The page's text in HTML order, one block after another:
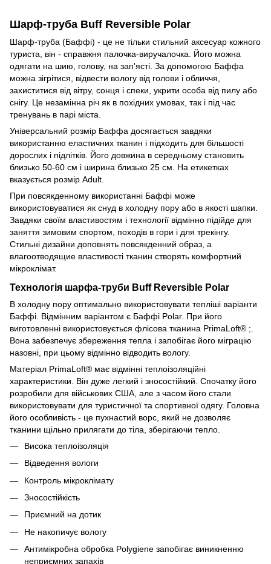
Шарф-труба Buff Reversible Polar
Шарф-труба (Баффі) - це не тільки стильний аксесуар кожного
туриста, він - справжня палочка-виручалочка. Його можна
одягати на шию, голову, на зап'ясті. За допомогою Баффа
можна зігрітися, відвести вологу від голови і обличчя,
захиститися від вітру, сонця і спеки, укрити особа від пилу або
снігу. Це незамінна річ як в похідних умовах, так і під час
тренувань в парі міста.
Універсальний розмір Баффа досягається завдяки
використанню еластичних тканин і підходить для більшості
дорослих і підлітків. Його довжина в середньому становить
близько 50-60 см і ширина близько 25 см. На етикетках
вказується розмір Adult.
При повсякденному використанні Баффі може
використовуватися як снуд в холодну пору або в якості шапки.
Завдяки своїм властивостям і технології відмінно підійде для
заняття зимовим спортом, походів в гори і для трекінгу.
Стильні дизайни доповнять повсякденний образ, а
влагоотводящие властивості тканин створять комфортний
мікроклімат.
Технологія шарфа-труби Buff Reversible Polar
В холодну пору оптимально використовувати тепліші варіанти
Баффі. Відмінним варіантом є Баффі Polar. При його
виготовленні використовується флісова тканина PrimaLoft® ;.
Вона забезпечує збереження тепла і запобігає його міграцію
назовні, при цьому відмінно відводить вологу.
Матеріал PrimaLoft® має відмінні теплоізоляційні
характеристики. Він дуже легкий і зносостійкий. Спочатку його
розробили для військових США, але з часом його стали
використовувати для туристичної та спортивної одягу. Головна
його особливість - це пухнастий ворс, який не дозволяє
тканини щільно прилягати до тіла, зберігаючи тепло.
Висока теплоізоляція
Відведення вологи
Контроль мікроклімату
Зносостійкість
Приємний на дотик
Не накопичує вологу
Антимікробна обробка Polygiene запобігає виникненню
неприємних запахів